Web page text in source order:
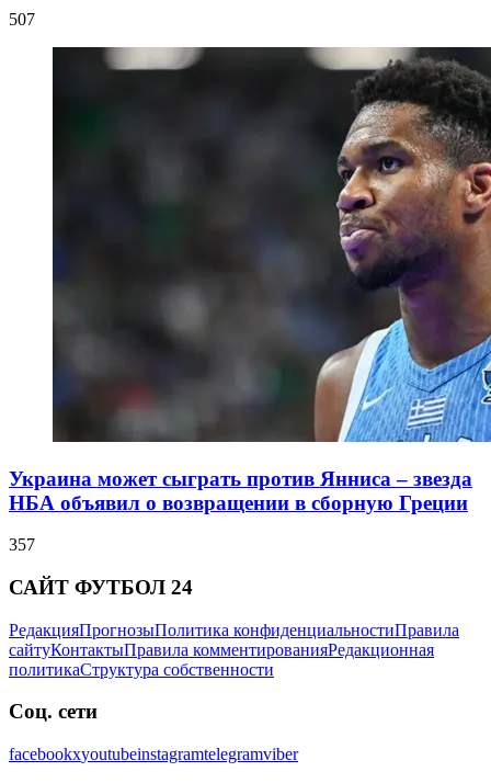
507
Украина может сыграть против Янниса – звезда
НБА объявил о возвращении в сборную Греции
357
САЙТ ФУТБОЛ 24
РедакцияПрогнозыПолитика конфиденциальностиПравила
сайтуКонтактыПравила комментированияРедакционная
политикаСтруктура собственности
Соц. сети
facebookxyoutubeinstagramtelegramviber